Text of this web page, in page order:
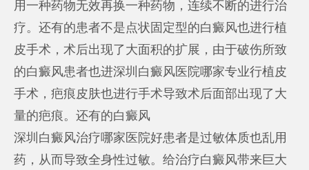
用一种药物无效再换一种药物，连续不断的进行治
疗。还有的患者不是点状固定型的白癜风也进行植
皮手术，术后出现了大面积的扩展，由于破伤所致
的白癜风患者也进深圳白癜风医院哪家专业行植皮
手术，疤痕皮肤也进行手术导致术后面部出现了大
量的疤痕。还有的白癜风
深圳白癜风治疗哪家医院好患者是过敏体质也乱用
药，从而导致全身性过敏。给治疗白癜风带来巨大